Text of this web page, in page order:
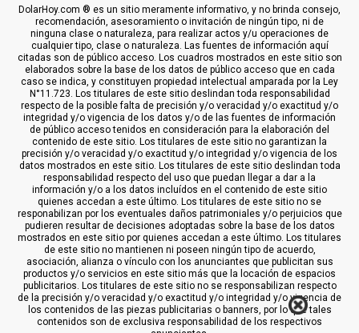
DolarHoy.com ® es un sitio meramente informativo, y no brinda consejo,
recomendación, asesoramiento o invitación de ningún tipo, ni de
ninguna clase o naturaleza, para realizar actos y/u operaciones de
cualquier tipo, clase o naturaleza. Las fuentes de información aquí
citadas son de público acceso. Los cuadros mostrados en este sitio son
elaborados sobre la base de los datos de público acceso que en cada
caso se indica, y constituyen propiedad intelectual amparada por la Ley
N°11.723. Los titulares de este sitio deslindan toda responsabilidad
respecto de la posible falta de precisión y/o veracidad y/o exactitud y/o
integridad y/o vigencia de los datos y/o de las fuentes de información
de público acceso tenidos en consideración para la elaboración del
contenido de este sitio. Los titulares de este sitio no garantizan la
precisión y/o veracidad y/o exactitud y/o integridad y/o vigencia de los
datos mostrados en este sitio. Los titulares de este sitio deslindan toda
responsabilidad respecto del uso que puedan llegar a dar a la
información y/o a los datos incluídos en el contenido de este sitio
quienes accedan a este último. Los titulares de este sitio no se
responabilizan por los eventuales daños patrimoniales y/o perjuicios que
pudieren resultar de decisiones adoptadas sobre la base de los datos
mostrados en este sitio por quienes accedan a este último. Los titulares
de este sitio no mantienen ni poseen ningún tipo de acuerdo,
asociación, alianza o vínculo con los anunciantes que publicitan sus
productos y/o servicios en este sitio más que la locación de espacios
publicitarios. Los titulares de este sitio no se responsabilizan respecto
de la precisión y/o veracidad y/o exactitud y/o integridad y/o vigencia de
los contenidos de las piezas publicitarias o banners, por lo que tales
contenidos son de exclusiva responsabilidad de los respectivos